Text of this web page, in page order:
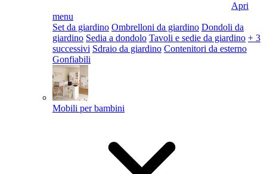
Apri
menu
Set da giardino Ombrelloni da giardino Dondoli da
giardino Sedia a dondolo Tavoli e sedie da giardino + 3
successivi Sdraio da giardino Contenitori da esterno
Gonfiabili
Mobili per bambini